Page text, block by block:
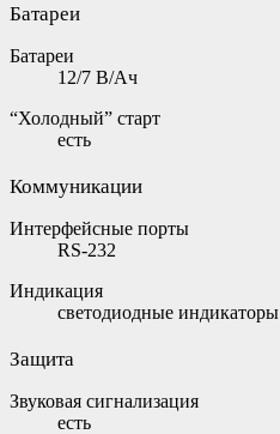
Батареи
Батареи
12/7 В/Ач
“Холодный” старт
есть
Коммуникации
Интерфейсные порты
RS-232
Индикация
светодиодные индикаторы
Защита
Звуковая сигнализация
есть